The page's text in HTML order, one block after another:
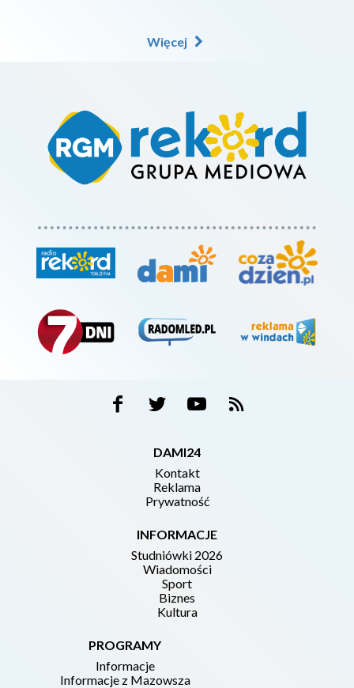
Więcej
DAMI24
Kontakt
Reklama
Prywatność
INFORMACJE
Studniówki 2026
Wiadomości
Sport
Biznes
Kultura
PROGRAMY
Informacje
Informacje z Mazowsza